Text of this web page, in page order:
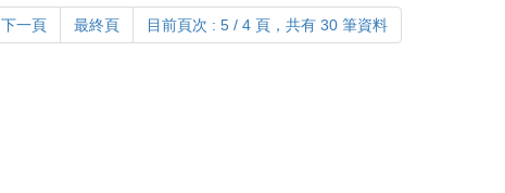
下一頁 最終頁 目前頁次 : 5 / 4 頁，共有 30 筆資料